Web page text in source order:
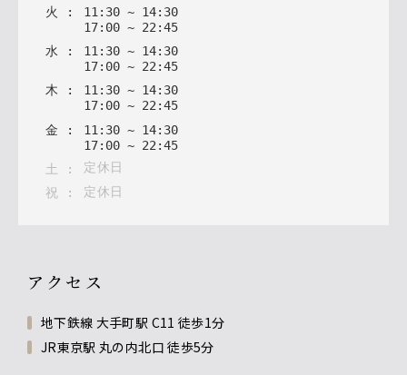
火
: 11 : 30 ~ 14: 30
17: 00 ~ 22 :45
水 : 11: 30 ~ 14: 30
17: 00 ~ 22:45
木 : 11: 30 ~ 14: 30
17: 00 ~ 22:45
金 : 11 : 30 ~ 14: 30
17: 00 ~ 22 :45
土
:
定休日
祝 : 定休日
アクセス
地下鉄線 大手町駅 C11 徒歩1分
JR東京駅 丸の内北口 徒歩5分